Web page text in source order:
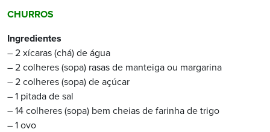
CHURROS
Ingredientes
– 2 xícaras (chá) de água
– 2 colheres (sopa) rasas de manteiga ou margarina
– 2 colheres (sopa) de açúcar
– 1 pitada de sal
– 14 colheres (sopa) bem cheias de farinha de trigo
– 1 ovo